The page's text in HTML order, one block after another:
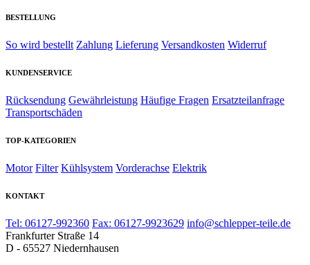
BESTELLUNG
So wird bestellt Zahlung Lieferung Versandkosten Widerruf
KUNDENSERVICE
Rücksendung Gewährleistung Häufige Fragen Ersatzteilanfrage
Transportschäden
TOP-KATEGORIEN
Motor Filter Kühlsystem Vorderachse Elektrik
KONTAKT
Tel: 06127-992360 Fax: 06127-9923629 info@schlepper-teile.de
Frankfurter Straße 14
D - 65527 Niedernhausen